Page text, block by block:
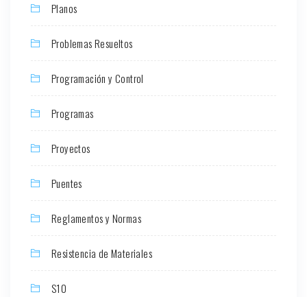
Planos
Problemas Resueltos
Programación y Control
Programas
Proyectos
Puentes
Reglamentos y Normas
Resistencia de Materiales
S10